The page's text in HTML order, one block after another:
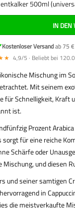
500ml
IN DEN
Kostenloser Versandab 75
4,9/5 · Beliebt bei
Mischung im
Mit seinem
für Schnelligkeit, Kraft
ist.
Prozent
für eine reiche
Schärfe oder
und diesen
und seiner samtigen
in
die meistverkaufte